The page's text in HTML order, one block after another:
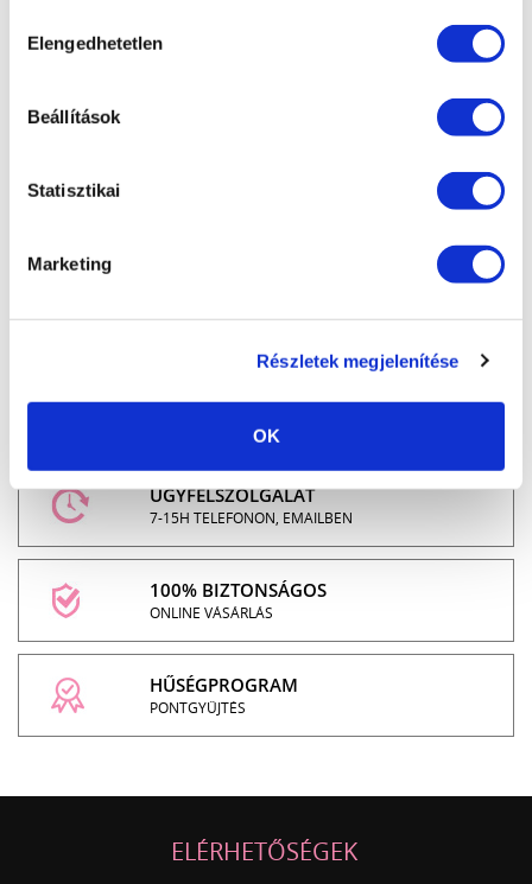
kiválasztása
Elengedhetetlen
Beállítások
Statisztikai
Marketing
Részletek megjelenítése
OK
MARILYNAILS, A ZSELÉ SPECIALISTA: Modern és
megbízható zselék és gél lakkok azoknak a
akik kedvező ár mellett szeretnének minőségi
INGYENES SZÁLLÍTÁS
ÜGYFÉLSZOLGÁLAT
7-15H TELEFONON, EMAILBEN
100% BIZTONSÁGOS
ONLINE VÁSÁRLÁS
HŰSÉGPROGRAM
PONTGYŰJTÉS
ELÉRHETŐSÉGEK